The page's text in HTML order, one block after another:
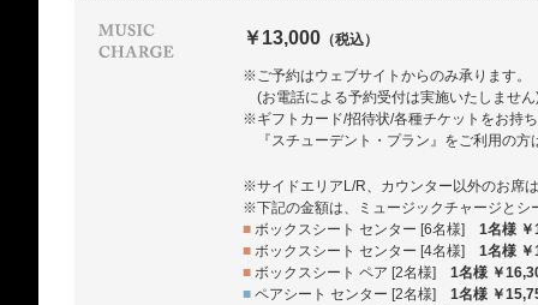
￥13,000 （税込）
※ご予約はウェブサイトからのみ承ります。
(お電話による予約受付は実施いたしません
※ギフトカード/招待状/各種チケットをお持
『スチューデント・プラン』をご利用の
※サイドエリアL/R、カウンター以外のお席
※下記の金額は、ミュージックチャージとシ
■ ボックスシート センター [6名様] 1名様
■ ボックスシート センター [4名様] 1名様
■ ボックスシート ペア [2名様] 1名様 ￥
■ ペアシート センター [2名様] 1名様 ￥